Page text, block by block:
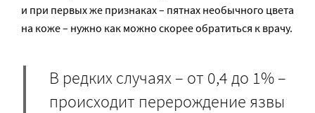
и при первых же признаках – пятнах необычного цвета
на коже – нужно как можно скорее обратиться к врачу.
В редких случаях – от 0,4 до 1% –
происходит перерождение язвы